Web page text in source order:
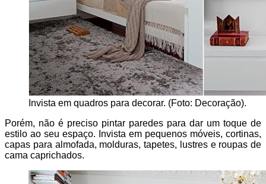
Invista em quadros para decorar. (Foto: Decoração).
Porém, não é preciso pintar paredes para dar um toque de
estilo ao seu espaço. Invista em pequenos móveis, cortinas,
capas para almofada, molduras, tapetes, lustres e roupas de
cama caprichados.